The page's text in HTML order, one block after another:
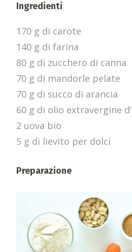
Ingredienti
170 g di carote
140 g di farina
80 g di zucchero di canna
70 g di mandorle pelate
70 g di succo di arancia
60 g di olio extravergine
2 uova bio
5 g di lievito per dolci
Preparazione